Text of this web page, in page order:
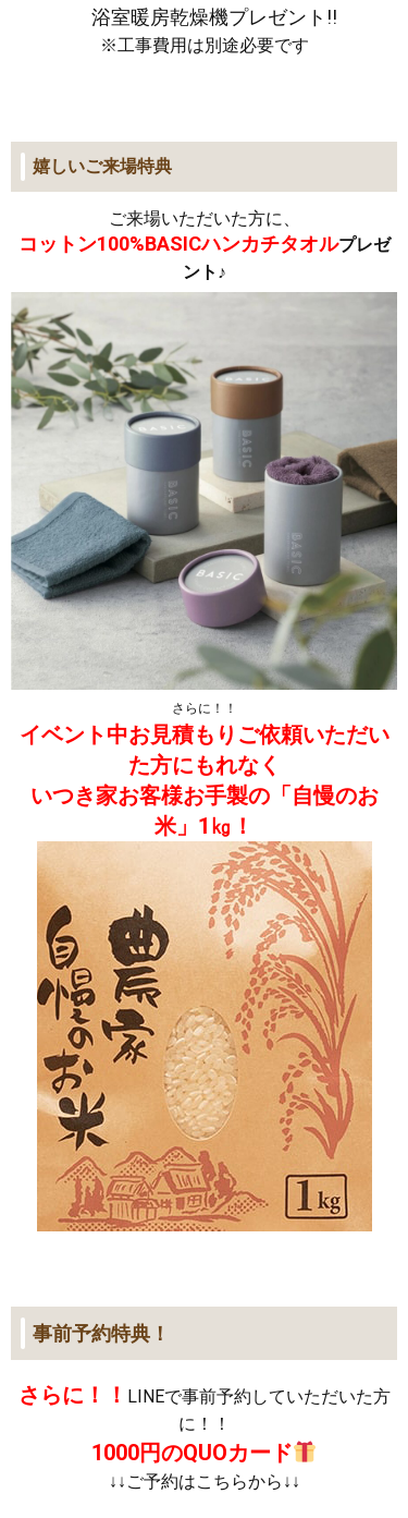
浴室暖房乾燥機プレゼント!!
※工事費用は別途必要です
嬉しいご来場特典
ご来場いただいた方に、
コットン100%BASICハンカチタオルプレゼ
ント♪
さらに！！
イベント中お見積もりご依頼いただい
た方にもれなく
いつき家お客様お手製の「自慢のお
米」1㎏！
事前予約特典！
さらに！！ LINEで事前予約していただいた方
に！！
1000円のQUOカード
↓↓ご予約はこちらから↓↓